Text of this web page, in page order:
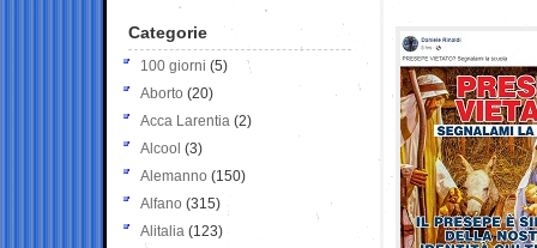
Categorie
100 giorni (5)
Aborto (20)
Acca Larentia (2)
Alcool (3)
Alemanno (150)
Alfano (315)
Alitalia (123)